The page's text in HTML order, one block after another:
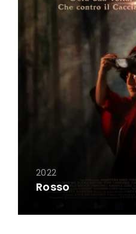
2022
Rosso